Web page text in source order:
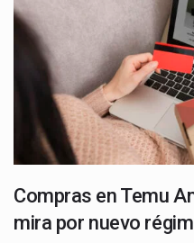
Compras en Temu
mira por nuevo